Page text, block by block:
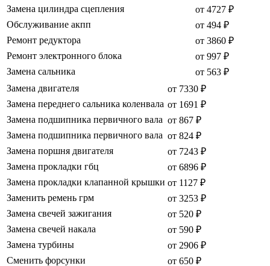
Замена цилиндра сцепления
от 4727 ₽
Обслуживание акпп
от 494 ₽
Ремонт редуктора
от 3860 ₽
Ремонт электронного блока
от 997 ₽
Замена сальника
от 563 ₽
Замена двигателя
от 7330 ₽
Замена переднего сальника коленвала от 1691 ₽
Замена подшипника первичного вала от 867 ₽
Замена подшипника первичного вала от 824 ₽
Замена поршня двигателя
от 7243 ₽
Замена прокладки гбц
от 6896 ₽
Замена прокладки клапанной крышки от 1127 ₽
Заменить ремень грм
от 3253 ₽
Замена свечей зажигания
от 520 ₽
Замена свечей накала
от 590 ₽
Замена турбины
от 2906 ₽
Сменить форсунки
от 650 ₽